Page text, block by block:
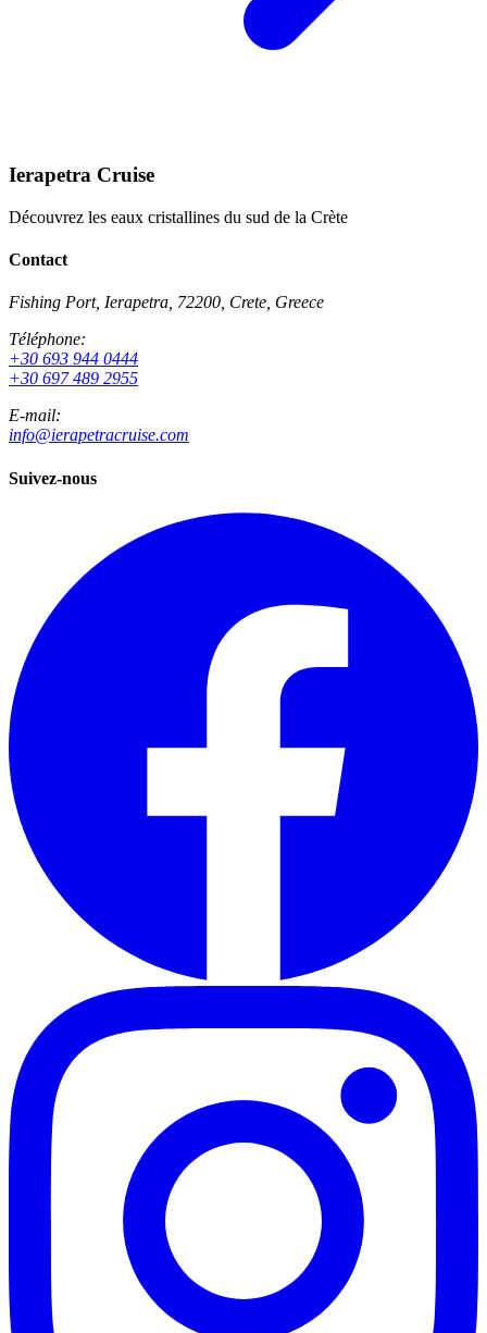
Ierapetra Cruise
Découvrez les eaux cristallines du sud de la Crète
Contact
Fishing Port, Ierapetra, 72200, Crete, Greece
Téléphone:
+30 693 944 0444
+30 697 489 2955
E-mail:
info@ierapetracruise.com
Suivez-nous